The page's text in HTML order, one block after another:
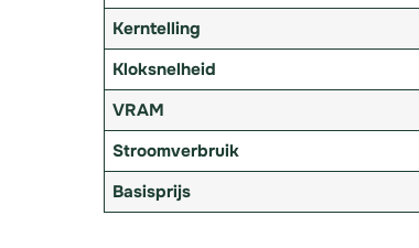
Kerntelling
Kloksnelheid
VRAM
Stroomverbruik
Basisprijs